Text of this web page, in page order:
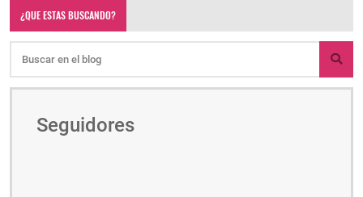
¿QUE ESTAS BUSCANDO?
Seguidores